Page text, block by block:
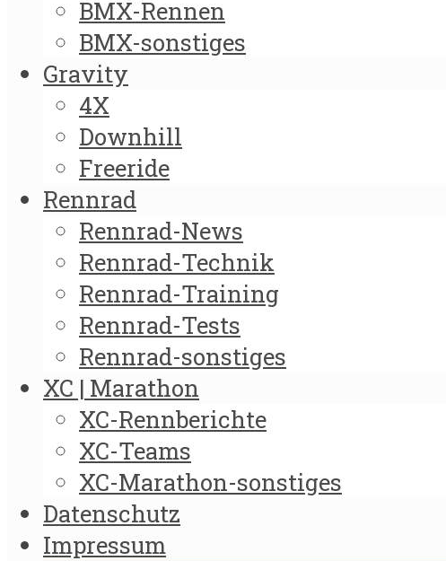
BMX-Rennen
BMX-sonstiges
Gravity
4X
Downhill
Freeride
Rennrad
Rennrad-News
Rennrad-Technik
Rennrad-Training
Rennrad-Tests
Rennrad-sonstiges
XC | Marathon
XC-Rennberichte
XC-Teams
XC-Marathon-sonstiges
Datenschutz
Impressum